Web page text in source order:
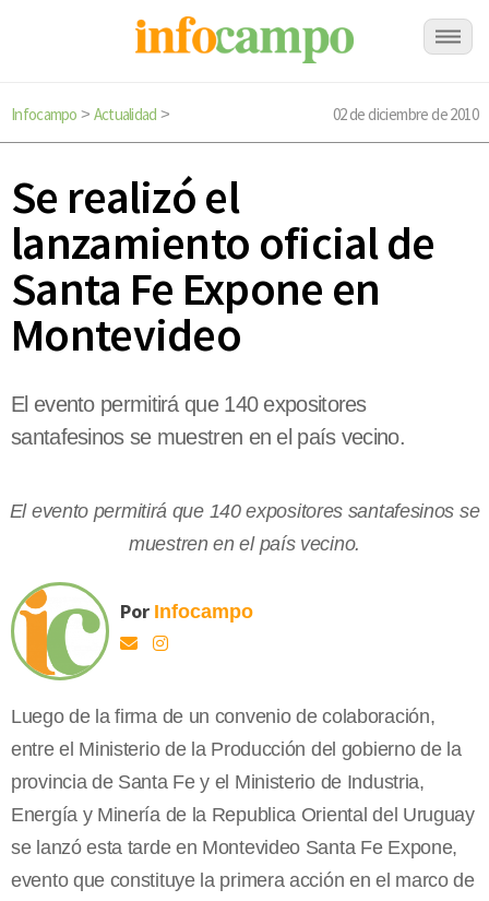
Infocampo > Actualidad > 02 de diciembre de 2010
Se realizó el
lanzamiento oficial de
Santa Fe Expone en
Montevideo
El evento permitirá que 140 expositores
santafesinos se muestren en el país vecino.
El evento permitirá que 140 expositores santafesinos se
muestren en el país vecino.
Por Infocampo
Luego de la firma de un convenio de colaboración,
entre el Ministerio de la Producción del gobierno de la
provincia de Santa Fe y el Ministerio de Industria,
Energía y Minería de la Republica Oriental del Uruguay
se lanzó esta tarde en Montevideo Santa Fe Expone,
evento que constituye la primera acción en el marco de